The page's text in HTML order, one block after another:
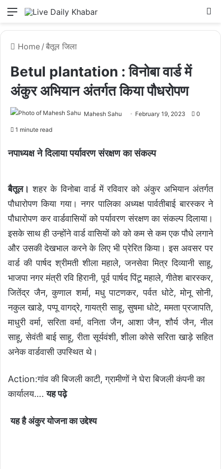
Menu
Home / बैतूल जिला
Betul plantation : विनोबा वार्ड में
अंकुर अभियान अंतर्गत किया पौधरोपण
Mahesh Sahu February 19, 2023 0
1 minute read
नपाध्यक्ष ने दिलाया पर्यावरण संरक्षण का संकल्प
बैतूल। शहर के विनोबा वार्ड में रविवार को अंकुर अभियान अंतर्गत
पौधारोपण किया गया। नगर पालिका अध्यक्ष पार्वतीबाई बारस्कर ने
पौधारोपण कर वार्डवासियों को पर्यावरण संरक्षण का संकल्प दिलाया।
इसके साथ ही उन्होंने वार्ड वासियों को को कम से कम एक पौधे लगाने
और उसकी देखभाल करने के लिए भी प्रेरित किया। इस अवसर पर
वार्ड की पार्षद श्रीमती शीला महाले, जनसेवा मित्र दिव्यानी साहू,
भाजपा नगर मंत्री रवि हिरानी, पूर्व पार्षद पिंटू महाले, गीतेश बारस्कर,
जितेंद्र जैन, कुणाल शर्मा, मधु पाटणकर, पर्वत धोटे, मोनू सोनी,
नकुल खाडे, पप्पू वागद्रे, गायत्री साहू, सुषमा धोटे, ममता प्रजापति,
माधुरी वर्मा, सरिता वर्मा, वनिता जैन, आशा जैन, शौर्य जैन, नील
साहू, सेवंती बाई साहू, रीता सूर्यवंशी, शीला कोसे सरिता खाड़े सहित
अनेक वार्डवासी उपस्थित थे।
Action:गांव की बिजली काटी, ग्रामीणों ने घेरा बिजली कंपनी का
कार्यालय….यह पढ़े
यह है अंकुर योजना का उद्देश्य